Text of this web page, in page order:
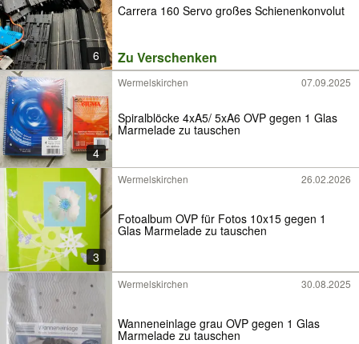
6
Carrera 160 Servo großes Schienenkonvolut
Zu Verschenken
4
Wermelskirchen 07.09.2025
Spiralblöcke 4xA5/ 5xA6 OVP gegen 1 Glas
Marmelade zu tauschen
3
Wermelskirchen 26.02.2026
Fotoalbum OVP für Fotos 10x15 gegen 1
Glas Marmelade zu tauschen
Wermelskirchen 30.08.2025
Wanneneinlage grau OVP gegen 1 Glas
Marmelade zu tauschen